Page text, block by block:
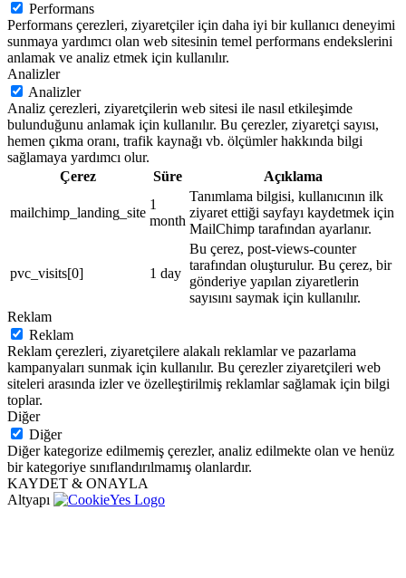
Performans
Performans çerezleri, ziyaretçiler için daha iyi bir kullanıcı deneyimi
sunmaya yardımcı olan web sitesinin temel performans endekslerini
anlamak ve analiz etmek için kullanılır.
Analizler
Analizler
Analiz çerezleri, ziyaretçilerin web sitesi ile nasıl etkileşimde
bulunduğunu anlamak için kullanılır. Bu çerezler, ziyaretçi sayısı,
hemen çıkma oranı, trafik kaynağı vb. ölçümler hakkında bilgi
sağlamaya yardımcı olur.
Çerez
Süre Açıklama
mailchimp_landing_site
1
month
Tanımlama bilgisi, kullanıcının ilk
ziyaret ettiği sayfayı kaydetmek için
MailChimp tarafından ayarlanır.
pvc_visits[0] 1 day
Bu çerez, post-views-counter
tarafından oluşturulur. Bu çerez, bir
gönderiye yapılan ziyaretlerin
sayısını saymak için kullanılır.
Reklam
Reklam
Reklam çerezleri, ziyaretçilere alakalı reklamlar ve pazarlama
kampanyaları sunmak için kullanılır. Bu çerezler ziyaretçileri web
siteleri arasında izler ve özelleştirilmiş reklamlar sağlamak için bilgi
toplar.
Diğer
Diğer
Diğer kategorize edilmemiş çerezler, analiz edilmekte olan ve henüz
bir kategoriye sınıflandırılmamış olanlardır.
KAYDET & ONAYLA
Altyapı